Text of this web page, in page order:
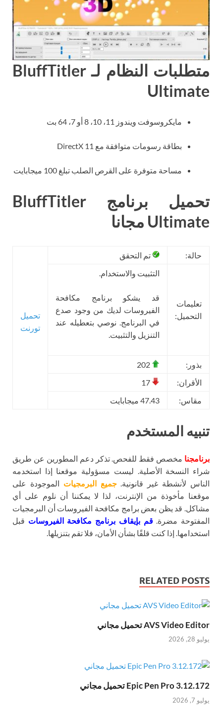
متطلبات النظام لـ BluffTitler
Ultimate
مايكروسوفت ويندوز 11، 10، 8 أو 7، 64 بت
بطاقة رسومات متوافقة مع DirectX 11
مساحة متوفرة على القرص الصلب تبلغ 100 ميجابايت
تحميل برنامج BluffTitler
Ultimate مجانا
حالة: تم التحقق
تحميل
تورنت
تعليمات
التحميل:
التثبيت والاستخدام.
قد يشكو برنامج مكافحة
الفيروسات لديك من وجود صدع
في البرنامج. نوصي بتعطيله عند
التنزيل والتثبيت.
بذور:
الأقران:
مقاس:
47.43 ميجابايت
تنبيه المستخدم
برنامجنا مخصص فقط للفحص. تذكر دعم المطورين عن طريق
شراء النسخة الأصلية. ليست مسؤولية موقعنا إذا استخدمه
الناس لأنشطة غير قانونية.جميع البرمجيات الموجودة على
موقعنا مأخوذة من الإنترنت، لذا لا يمكننا أن نلوم على أي
مشاكل. قد يظن بعض برامج مكافحة الفيروسات أن البرمجيات
المفتوحة مضرة.قم بإيقاف برنامج مكافحة الفيروسات قبل
استخدامها. إذا كنت قلقًا بشأن الأمان، فلا تقم بتنزيلها.
RELATED POSTS
AVS Video Editor تحميل مجاني
يوليو 28, 2026
Epic Pen Pro 3.12.172 تحميل مجاني
يوليو 7, 2026